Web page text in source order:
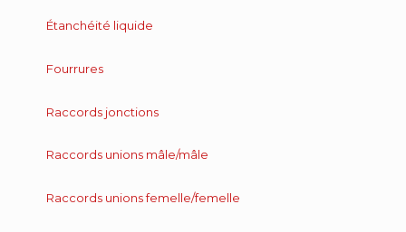
Étanchéité liquide
Fourrures
Raccords jonctions
Raccords unions mâle/mâle
Raccords unions femelle/femelle